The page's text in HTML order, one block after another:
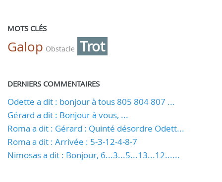
MOTS CLÉS
Galop Obstacle Trot
DERNIERS COMMENTAIRES
Odette a dit : bonjour à tous 805 804 807 ...
Gérard a dit : Bonjour à vous, ...
Roma a dit : Gérard : Quinté désordre Odett...
Roma a dit : Arrivée : 5-3-12-4-8-7
Nimosas a dit : Bonjour, 6...3...5...13...12......